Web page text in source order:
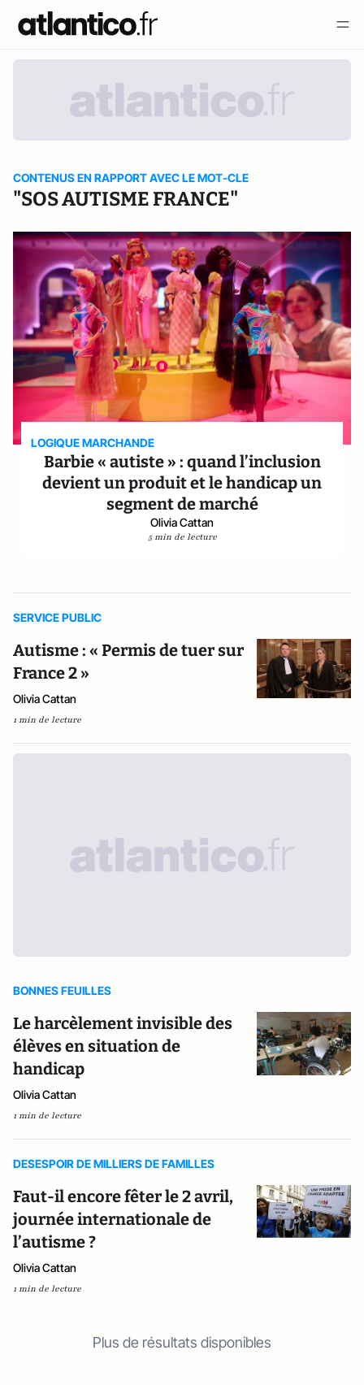
CONTENUS EN RAPPORT AVEC LE MOT-CLE
"SOS AUTISME FRANCE"
LOGIQUE MARCHANDE
Barbie « autiste » : quand l’inclusion
devient un produit et le handicap un
segment de marché
Olivia Cattan
5 min de lecture
SERVICE PUBLIC
Autisme : « Permis de tuer sur
France 2 »
Olivia Cattan
1 min de lecture
BONNES FEUILLES
Le harcèlement invisible des
élèves en situation de
handicap
Olivia Cattan
1 min de lecture
DESESPOIR DE MILLIERS DE FAMILLES
Faut-il encore fêter le 2 avril,
journée internationale de
l’autisme ?
Olivia Cattan
1 min de lecture
Plus de résultats disponibles